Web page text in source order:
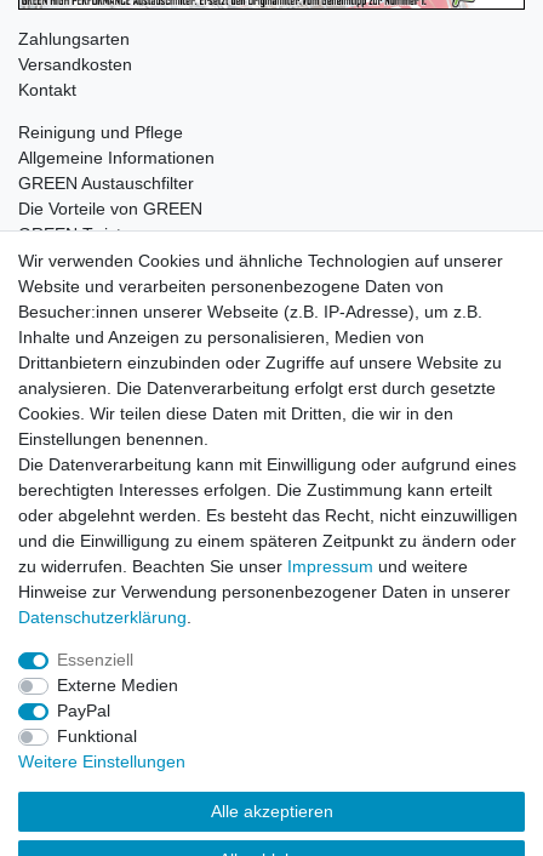
Zahlungsarten
Versandkosten
Kontakt
Reinigung und Pflege
Allgemeine Informationen
GREEN Austauschfilter
Die Vorteile von GREEN
GREEN Twister
Impressum Daten­schutz­erklärung AGB
Barrierefreiheitserklärung Widerrufs­recht
Vertrag widerrufen Kontakt
© Copyright 2026 | Alle Rechte vorbehalten.
Wir verwenden Cookies und ähnliche Technologien auf unserer
Website und verarbeiten personenbezogene Daten von
Besucher:innen unserer Webseite (z.B. IP-Adresse), um z.B.
Inhalte und Anzeigen zu personalisieren, Medien von
Drittanbietern einzubinden oder Zugriffe auf unsere Website zu
analysieren. Die Datenverarbeitung erfolgt erst durch gesetzte
Cookies. Wir teilen diese Daten mit Dritten, die wir in den
Einstellungen benennen.
Die Datenverarbeitung kann mit Einwilligung oder aufgrund eines
berechtigten Interesses erfolgen. Die Zustimmung kann erteilt
oder abgelehnt werden. Es besteht das Recht, nicht einzuwilligen
und die Einwilligung zu einem späteren Zeitpunkt zu ändern oder
zu widerrufen. Beachten Sie unser Impressum und weitere
Hinweise zur Verwendung personenbezogener Daten in unserer
Daten­schutz­erklärung
Essenziell
Externe Medien
PayPal
Funktional
Weitere Einstellungen
Alle akzeptieren